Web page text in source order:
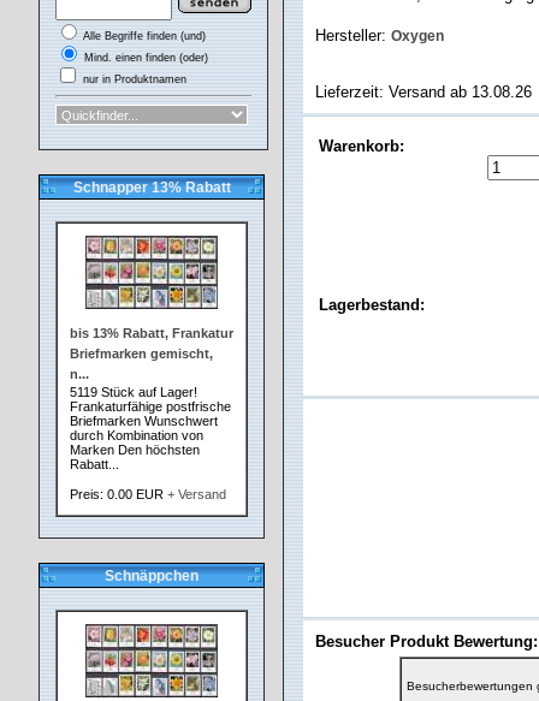
Alle Begriffe finden (und)
Mind. einen finden (oder)
nur in Produktnamen
Schnapper 13% Rabatt
bis 13% Rabatt, Frankatur
Briefmarken gemischt,
n...
5119 Stück auf Lager!
Frankaturfähige postfrische
Briefmarken Wunschwert
durch Kombination von
Marken Den höchsten
Rabatt...
Preis: 0.00 EUR + Versand
Schnäppchen
Hersteller: Oxygen
Lieferzeit: Versand ab 13.08.26
Warenkorb:
Lagerbestand:
Besucher Produkt Bewertung:
Besucherbewertungen